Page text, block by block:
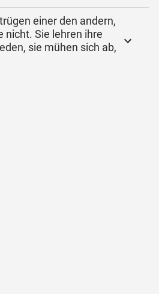
einer den andern,
nicht. Sie lehren ihre
sie mühen sich ab,